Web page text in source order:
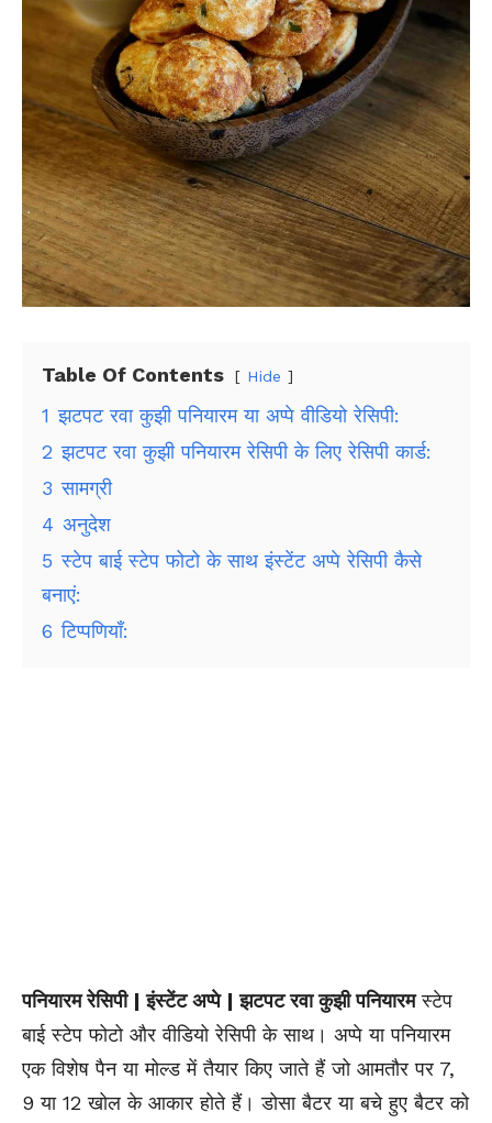
Table Of Contents Hide
1 झटपट रवा कुझी पनियारम या अप्पे वीडियो रेसिपी:
2 झटपट रवा कुझी पनियारम रेसिपी के लिए रेसिपी कार्ड:
3 सामग्री
4 अनुदेश
5 स्टेप बाई स्टेप फोटो के साथ इंस्टेंट अप्पे रेसिपी कैसे
बनाएं:
6 टिप्पणियाँ:
पनियारम रेसिपी | इंस्टेंट अप्पे | झटपट रवा कुझी पनियारमस्टेप
बाई स्टेप फोटो और वीडियो रेसिपी के साथ। अप्पे या पनियारम
एक विशेष पैन या मोल्ड में तैयार किए जाते हैं जो आमतौर पर 7,
9 या 12 खोल के आकार होते हैं। डोसा बैटर या बचे हुए बैटर को